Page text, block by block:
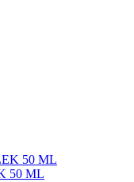
50 ML